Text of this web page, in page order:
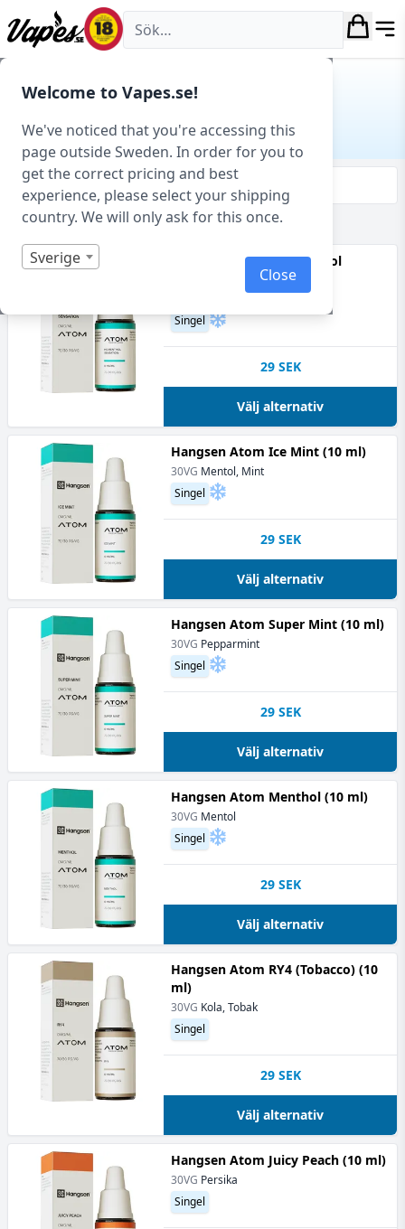
Welcome to Vapes.se!
We've noticed that you're accessing this
page outside Sweden. In order for you to
get the correct pricing and best
experience, please select your shipping
country. We will only ask for this once.
Sverige
Close
Vapes.se
Hem/ Produkt Tillverkare / Hangsen
HANGSEN
Filtrera & sortera
Visar 25 produkter av 25 totalt
Hangsen Atom HS Menthol
Sensation (10 ml)
Singel
29 SEK
Välj alternativ
Hangsen Atom Ice Mint (10 ml)
30VG Mentol, Mint
Singel
29 SEK
Välj alternativ
Hangsen Atom Super Mint (10 ml)
30VG Pepparmint
Singel
29 SEK
Välj alternativ
Hangsen Atom Menthol (10 ml)
30VG Mentol
Singel
29 SEK
Välj alternativ
Hangsen Atom RY4 (Tobacco) (10
ml)
30VG Kola, Tobak
Singel
29 SEK
Välj alternativ
Hangsen Atom Juicy Peach (10 ml)
30VG Persika
Singel